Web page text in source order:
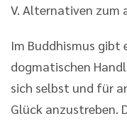
V. Alternativen zum
Im Buddhismus gibt
dogmatischen
sich selbst und für
Glück anzustreben.